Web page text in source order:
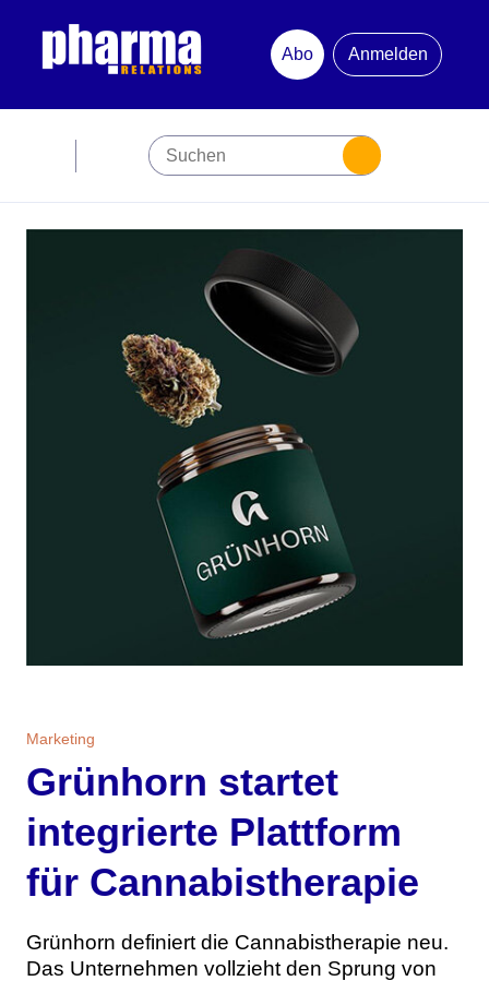
Abo
Anmelden
Studien
Personen
Aktuelle Ausgabe
Ausgabenarchiv
Über uns
Team
Marketing
Grünhorn startet
integrierte Plattform
für Cannabistherapie
Grünhorn definiert die Cannabistherapie neu.
Das Unternehmen vollzieht den Sprung von